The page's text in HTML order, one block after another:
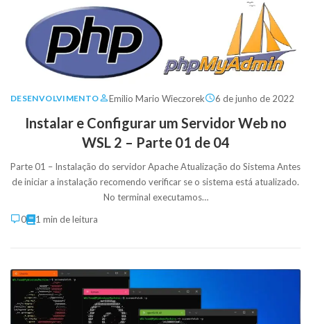
DESENVOLVIMENTO Emilio Mario Wieczorek 6 de junho de 2022
Instalar e Configurar um Servidor Web no
WSL 2 – Parte 01 de 04
Parte 01 – Instalação do servidor Apache Atualização do Sistema Antes
de iniciar a instalação recomendo verificar se o sistema está atualizado.
No terminal executamos…
0
1 min de leitura